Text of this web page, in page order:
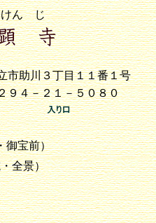
ん じ
市助川３丁目１１番１号
９４－２１－５０８０
御宝前）
全景）